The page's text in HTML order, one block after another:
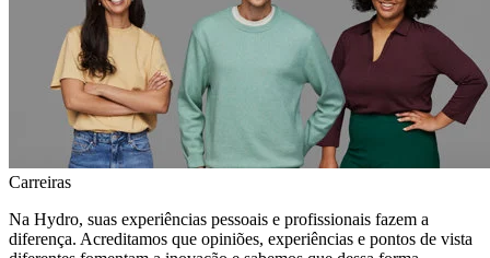
Carreiras
Na Hydro, suas experiências pessoais e profissionais fazem a
diferença. Acreditamos que opiniões, experiências e pontos de vista